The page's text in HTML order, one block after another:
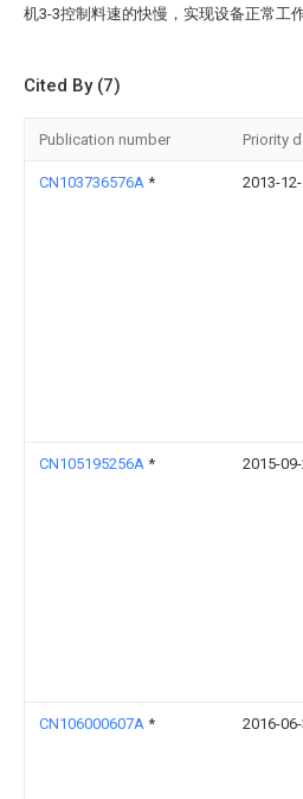
机3-3控制料速的快慢，实现设备正常工
Cited By (7)
Publication number Priority
CN103736576A * 2013-
CN105195256A * 2015-
CN106000607A * 2016-